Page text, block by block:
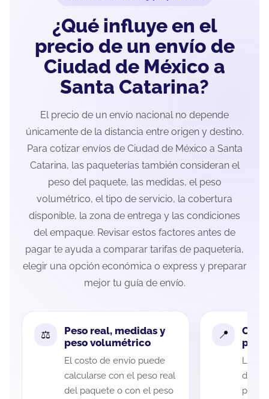
¿Qué influye en el
precio de un envío de
Ciudad de México a
Santa Catarina?
El precio de un envío nacional no depende
únicamente de la distancia entre origen y destino.
Para cotizar envíos de Ciudad de México a Santa
Catarina, las paqueterías también consideran el
peso del paquete, las medidas, el peso
volumétrico, el tipo de servicio, la cobertura
disponible, la zona de entrega y las condiciones
del empaque. Revisar estos factores antes de
pagar te ayuda a comparar tarifas de paquetería,
elegir una opción económica o express y preparar
mejor tu guía de envío.
Peso real, medidas y
peso volumétrico
El costo de envío puede
calcularse con el peso real
del paquete o con el peso
La
de